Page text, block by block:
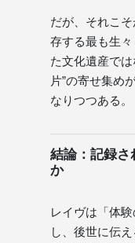
だが、それこ
存する最も生
た文化遺産で
片”の寄せ集め
なりつつある。
結論：記録さ
か
レイヴは「体
し、後世に伝